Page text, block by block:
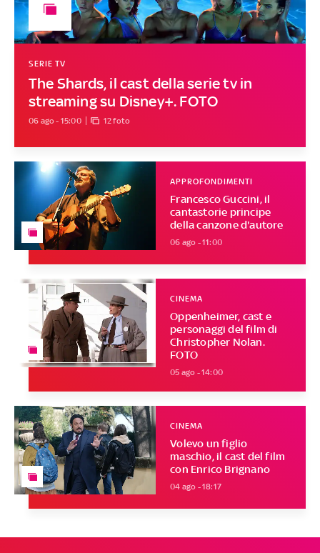
The Shards, il cast della serie tv in
streaming su Disney+. FOTO
SERIE TV
06 ago - 15:00 12 foto
Francesco Guccini, il
cantastorie principe
della canzone d'autore
APPROFONDIMENTI
06 ago - 11:00
Oppenheimer, cast e
personaggi del film di
Christopher Nolan.
FOTO
CINEMA
05 ago - 14:00
Volevo un figlio
maschio, il cast del film
con Enrico Brignano
CINEMA
04 ago - 18:17